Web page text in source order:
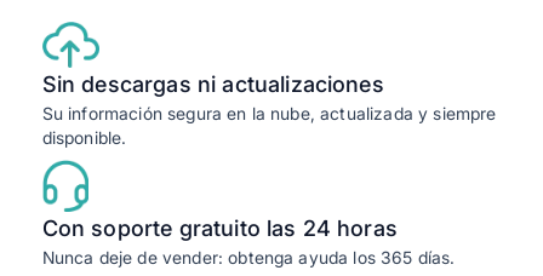
Sin descargas ni actualizaciones
Su información segura en la nube, actualizada y siempre
disponible.
Con soporte gratuito las 24 horas
Nunca deje de vender: obtenga ayuda los 365 días.